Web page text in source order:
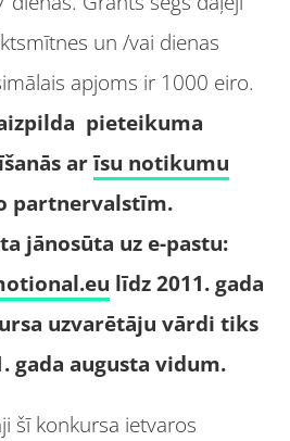
un /vai dienas
apjoms ir 1000 eiro.
pieteikuma
arīsu notikumu
partnervalstīm.
jānosūta uz e-pastu:
līdz 2011. gada
uzvarētāju vārdi tiks
gada augusta vidum.
šī konkursa ietvaros